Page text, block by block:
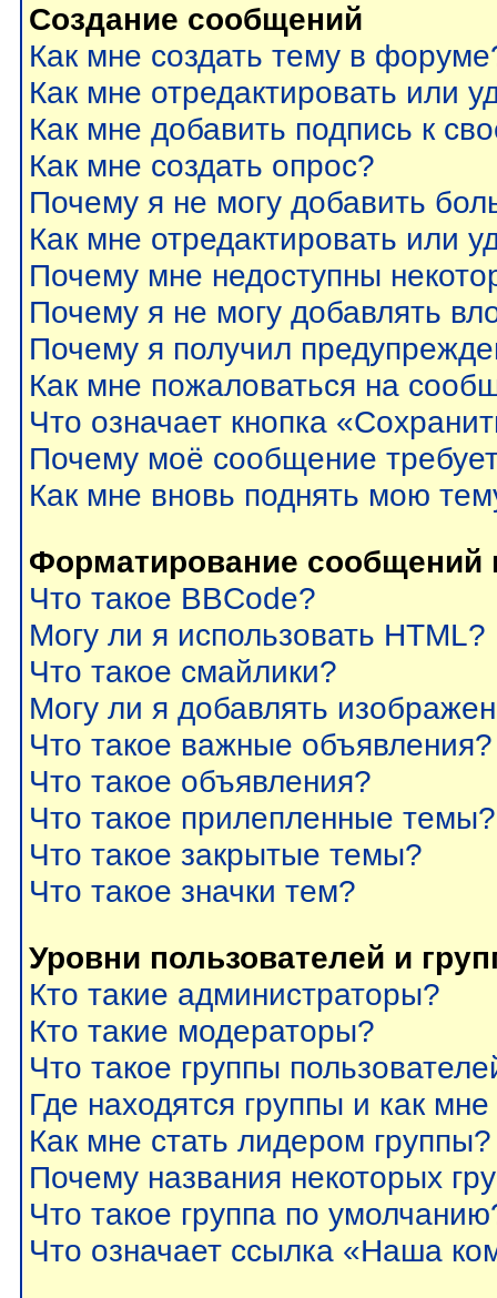
Создание сообщений
Как мне создать тему в
Как мне отредактировать или
Как мне добавить подпись к
Как мне создать опрос?
Почему я не могу добавить
Как мне отредактировать или
Почему мне недоступны
Почему я не могу добавлять
Почему я получил
Как мне пожаловаться на
Что означает кнопка
Почему моё сообщение
Как мне вновь поднять мою
Форматирование
Что такое BBCode?
Могу ли я использовать HTML?
Что такое смайлики?
Могу ли я добавлять
Что такое важные объявления?
Что такое объявления?
Что такое прилепленные темы?
Что такое закрытые темы?
Что такое значки тем?
Уровни пользователей и
Кто такие администраторы?
Кто такие модераторы?
Что такое группы
Где находятся группы и как
Как мне стать лидером группы?
Почему названия некоторых
Что такое группа по
Что означает ссылка «Наша